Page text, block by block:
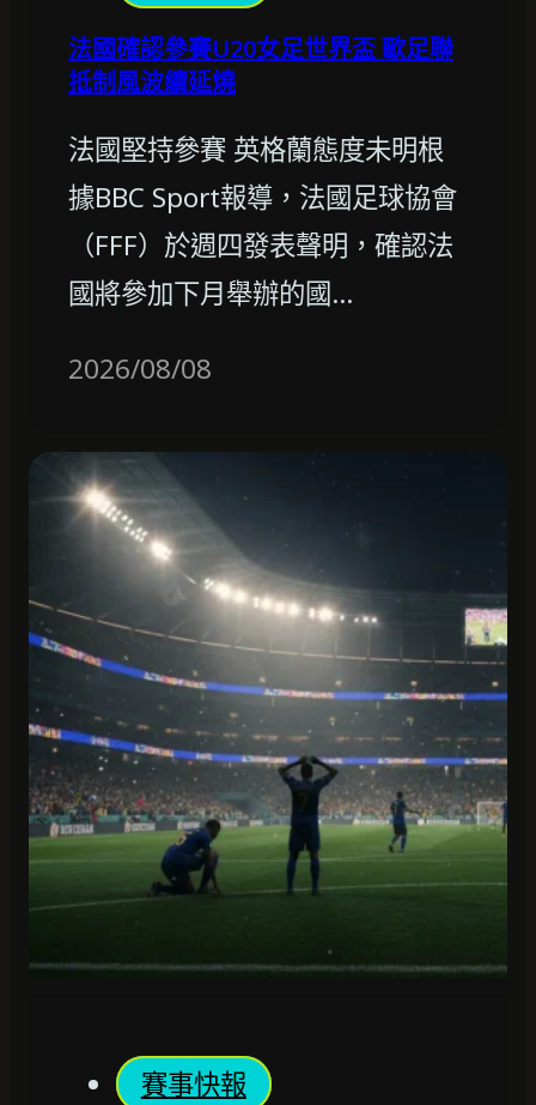
法國確認參賽U20女足世界盃 歐足聯
抵制風波續延燒
法國堅持參賽 英格蘭態度未明根
據BBC Sport報導，法國足球協會
（FFF）於週四發表聲明，確認法
國將參加下月舉辦的國…
2026/08/08
賽事快報